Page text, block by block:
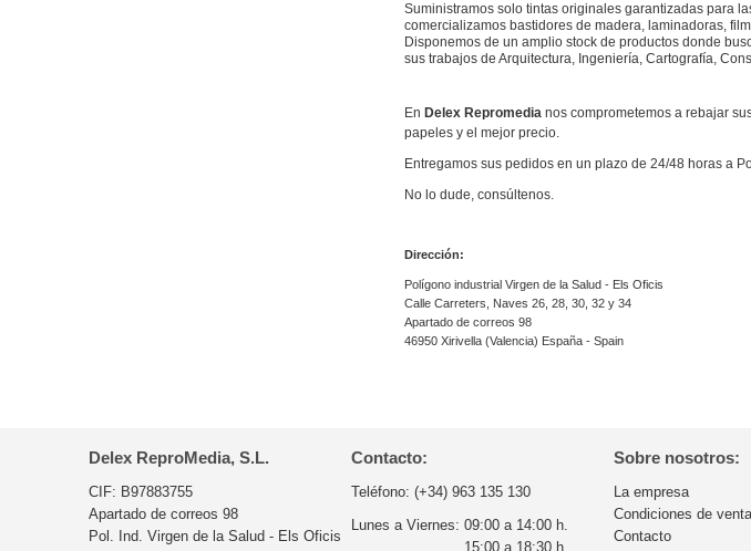
Suministramos solo tintas originales garantizadas para
comercializamos bastidores de madera, laminadoras,
Disponemos de un amplio stock de productos donde
sus trabajos de Arquitectura, Ingeniería, Cartografía,
En Delex Repromedianos comprometemos a rebajar
papeles y el mejor precio.
Entregamos sus pedidos en un plazo de 24/48 horas a
No lo dude, consúltenos.
Dirección:
Polígono industrial Virgen de la Salud - Els Oficis
Calle Carreters, Naves 26, 28, 30, 32 y 34
Apartado de correos 98
46950 Xirivella (Valencia) España - Spain
Delex ReproMedia, S.L.
CIF: B97883755
Apartado de correos 98
Pol. Ind. Virgen de la Salud - Els Oficis
Contacto:
Teléfono: (+34) 963 135 130
Lunes a Viernes: 09:00 a 14:00 h.
15:00 a 18:30 h.
Sobre nosotros:
La empresa
Condiciones de venta
Contacto